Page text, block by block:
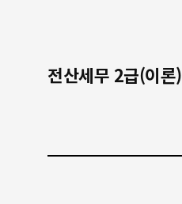
전산세무 2급(이론)